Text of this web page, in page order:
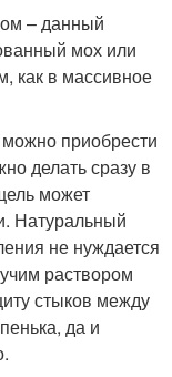
– данный
мох или
как в массивное
приобрести
делать сразу в
может
Натуральный
не нуждается
раствором
стыков между
да и